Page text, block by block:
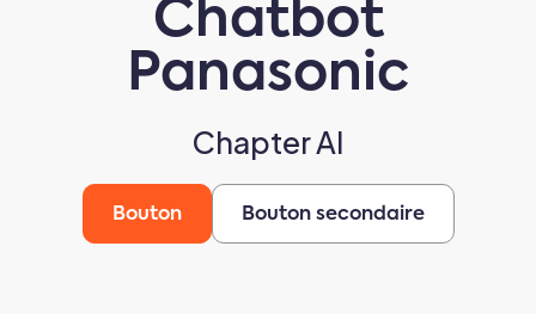
Chatbot
Panasonic
Chapter AI
Bouton Bouton secondaire